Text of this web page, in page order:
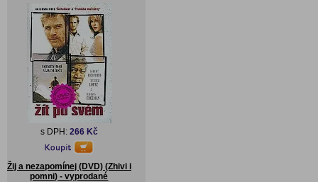
s DPH: 266 Kč
Žij a nezapomínej (DVD) (Zhivi i
pomni) - vyprodané